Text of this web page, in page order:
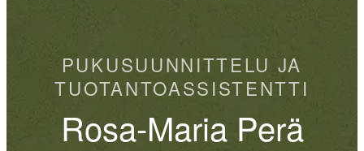
PUKUSUUNNITTELU JA
TUOTANTOASSISTENTTI
Rosa-Maria Perä